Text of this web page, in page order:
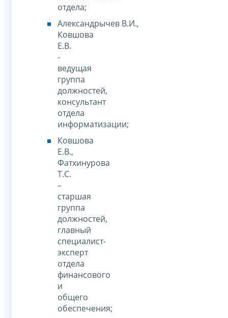
отдела;
Александрычев В.И.,
Ковшова
Е.В.
-
ведущая
группа
должностей,
консультант
отдела
информатизации;
Ковшова
Е.В.,
Фатхинурова
Т.С.
–
старшая
группа
должностей,
главный
специалист-
эксперт
отдела
финансового
и
общего
обеспечения;